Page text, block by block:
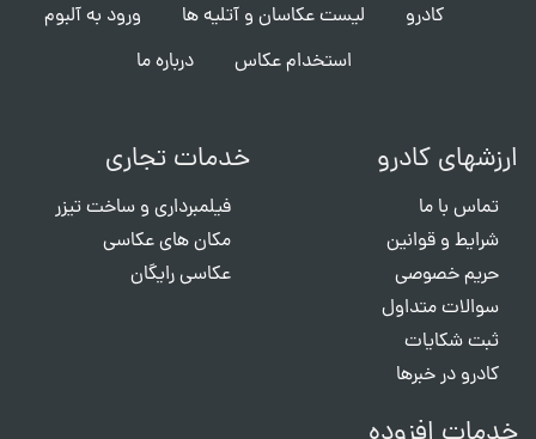
کادرو لیست عکاسان و آتلیه ها
ورود به آلبوم
استخدام عکاس
درباره ما
ارزشهای کادرو
تماس با ما
شرایط و قوانین
حریم خصوصی
سوالات متداول
ثبت شکایات
کادرو در خبرها
خدمات تجاری
فیلمبرداری و ساخت تیزر
مکان های عکاسی
عکاسی رایگان